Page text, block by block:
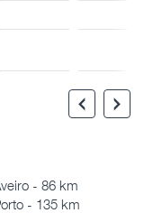
- 86 km
- 135 km